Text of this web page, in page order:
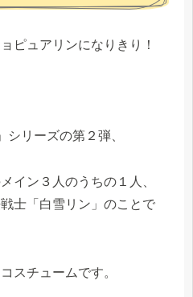
ピュアリンになりきり！
シリーズの第２弾、
イン３人のうちの１人、
士「白雪リン」のことで
スチュームです。